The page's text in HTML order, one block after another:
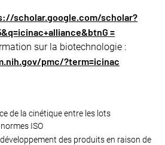
scholar.google.com/scholar?
=
sur la biotechnologie :
pmc/?term=icinac
de la cinétique entre les lots
ISO
des produits en raison de